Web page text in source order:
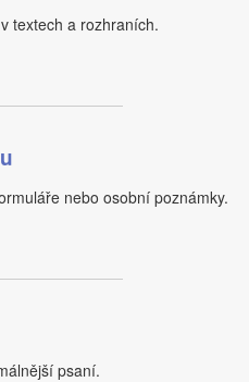
textech a rozhraních.
nebo osobní poznámky.
psaní.